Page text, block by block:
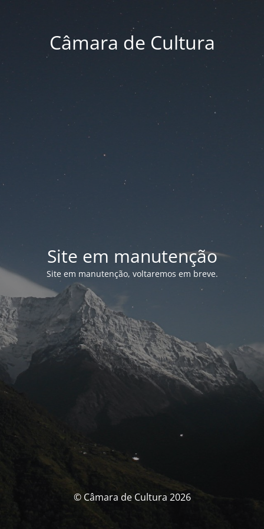
Câmara de Cultura
Site em manutenção
Site em manutenção, voltaremos em breve.
© Câmara de Cultura 2026